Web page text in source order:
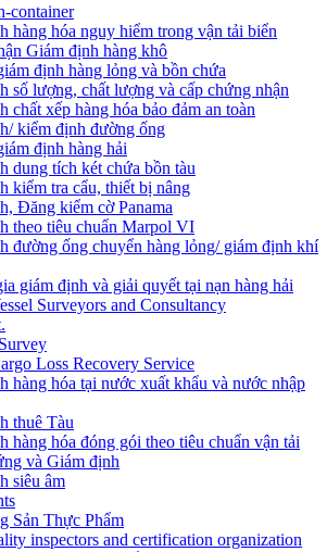
container
hàng hóa nguy hiểm trong vận tải biển
Giám định hàng khô
định hàng lỏng và bồn chứa
số lượng, chất lượng và cấp chứng nhận
chất xếp hàng hóa bảo đảm an toàn
kiểm định đường ống
định hàng hải
dung tích két chứa bồn tàu
kiểm tra cẩu, thiết bị nâng
Đăng kiểm cờ Panama
theo tiêu chuẩn Marpol VI
đường ống chuyển hàng lỏng/ giám định khí
giám định và giải quyết tại nạn hàng hải
Surveyors and Consultancy
Loss Recovery Service
hàng hóa tại nước xuất khẩu và nước nhập
thuê Tàu
hàng hóa đóng gói theo tiêu chuẩn vận tải
và Giám định
siêu âm
Sản Thực Phẩm
inspectors and certification organization